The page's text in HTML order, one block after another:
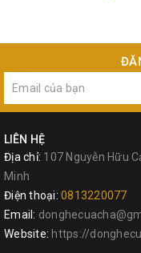
LIÊN HỆ
Địa chỉ: 107 Nguyễn Hữu
Minh
Điện thoại: 0813220077
Email:
Website: https://